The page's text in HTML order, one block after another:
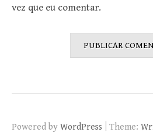
vez que eu comentar.
Powered by WordPress Theme: